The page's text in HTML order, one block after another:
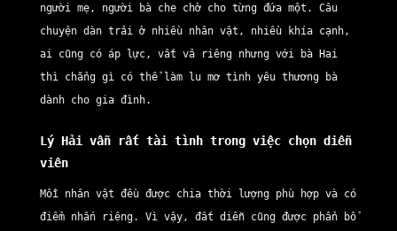
người mẹ, người bà che chở cho từng đứa một. Câu
chuyện dàn trải ở nhiều nhân vật, nhiều khía cạnh,
ai cũng có áp lực, vất vả riêng nhưng với bà Hai
thì chẳng gì có thể làm lu mơ tình yêu thương bà
dành cho gia đình.
Lý Hải vẫn rất tài tình trong việc chọn diễn
viên
Mỗi nhân vật đều được chia thời lượng phù hợp và có
điểm nhấn riêng. Vì vậy, đất diễn cũng được phẩn bổ